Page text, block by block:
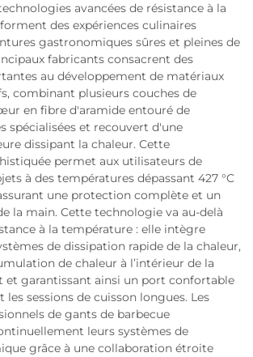
avancées de résistance à la
des expériences culinaires
gastronomiques sûres et pleines de
fabricants consacrent des
au développement de matériaux
combinant plusieurs couches de
en fibre d'aramide entouré de
spécialisées et recouvert d'une
dissipant la chaleur. Cette
permet aux utilisateurs de
à des températures dépassant 427 °C
une protection complète et un
la main. Cette technologie va au-delà
à la température : elle intègre
de dissipation rapide de la chaleur,
de chaleur à l’intérieur de la
et garantissant ainsi un port confortable
sessions de cuisson longues. Les
de gants de barbecue
leurs systèmes de
grâce à une collaboration étroite